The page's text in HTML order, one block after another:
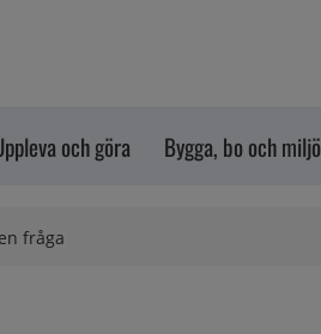
och göra Bygga, bo och miljö
fråga